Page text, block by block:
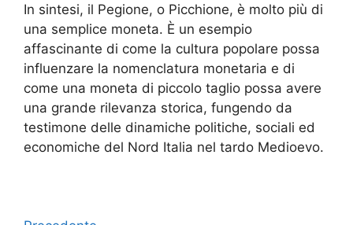
In sintesi, il Pegione, o Picchione, è molto più di
una semplice moneta. È un esempio
affascinante di come la cultura popolare possa
influenzare la nomenclatura monetaria e di
come una moneta di piccolo taglio possa avere
una grande rilevanza storica, fungendo da
testimone delle dinamiche politiche, sociali ed
economiche del Nord Italia nel tardo Medioevo.